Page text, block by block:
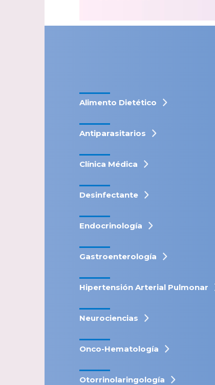
Alimento Dietético
Antiparasitarios
Clínica Médica
Desinfectante
Endocrinología
Gastroenterología
Hipertensión Arterial Pulmonar
Neurociencias
Onco-Hematología
Otorrinolaringología